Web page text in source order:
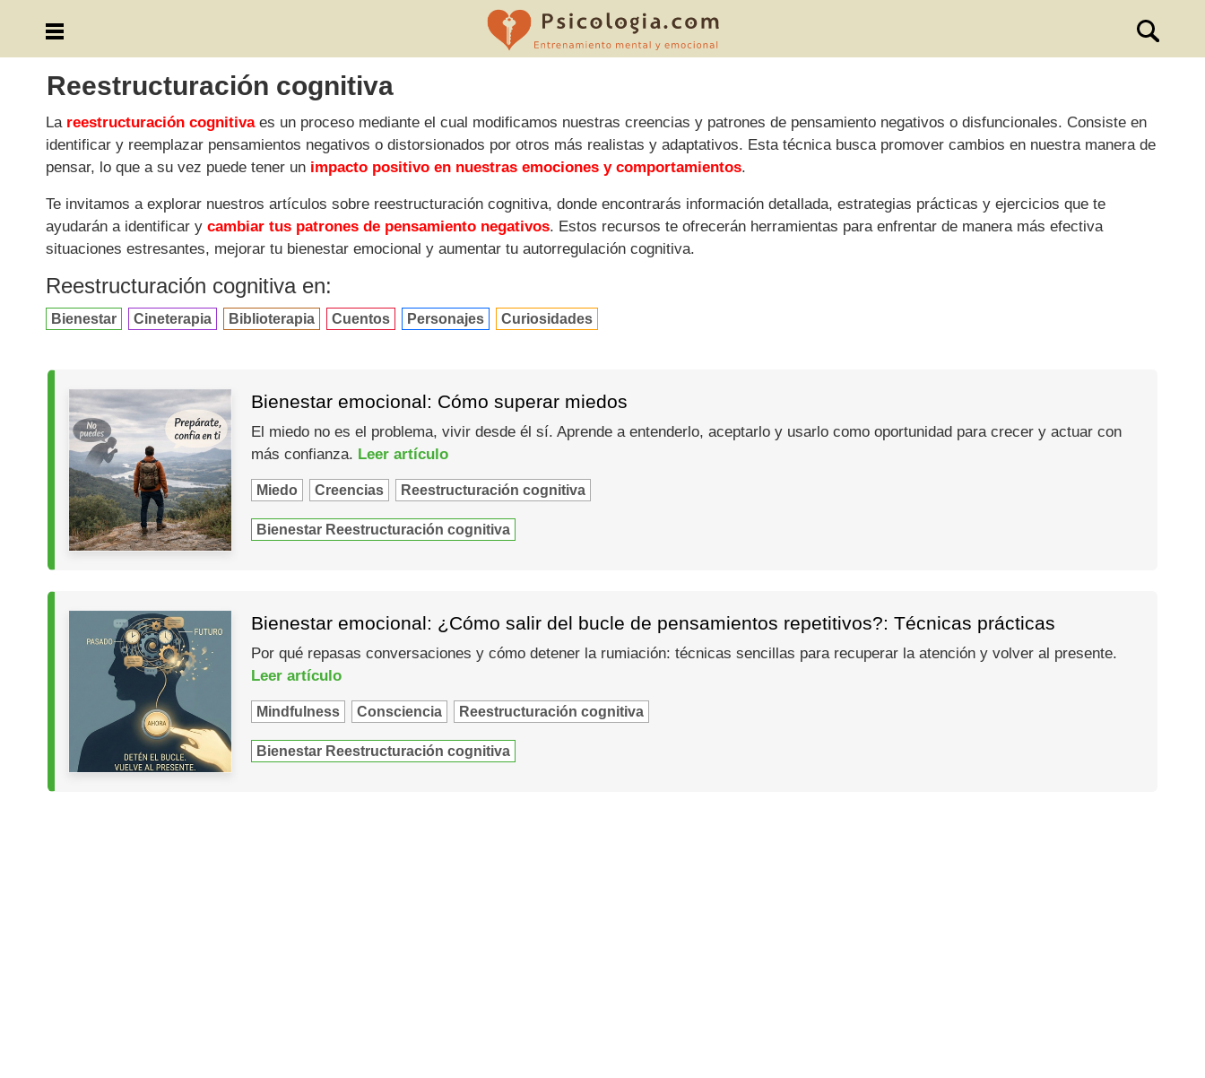
Reestructuración cognitiva
La reestructuración cognitivaes un proceso mediante el cual modificamos nuestras creencias y patrones de pensamiento negativos o disfuncionales. Consiste en
identificar y reemplazar pensamientos negativos o distorsionados por otros más realistas y adaptativos. Esta técnica busca promover cambios en nuestra manera de
pensar, lo que a su vez puede tener un impacto positivo en nuestras emociones y comportamientos.
Te invitamos a explorar nuestros artículos sobre reestructuración cognitiva, donde encontrarás información detallada, estrategias prácticas y ejercicios que te
ayudarán a identificar ycambiar tus patrones de pensamiento negativos. Estos recursos te ofrecerán herramientas para enfrentar de manera más efectiva
situaciones estresantes, mejorar tu bienestar emocional y aumentar tu autorregulación cognitiva.
Reestructuración cognitiva en:
Bienestar Cineterapia Biblioterapia Cuentos Personajes Curiosidades
Bienestar emocional: Cómo superar miedos
El miedo no es el problema, vivir desde él sí. Aprende a entenderlo, aceptarlo y usarlo como oportunidad para crecer y actuar con
más confianza. Leer artículo
Miedo Creencias Reestructuración cognitiva
Bienestar Reestructuración cognitiva
Bienestar emocional: ¿Cómo salir del bucle de pensamientos repetitivos?: Técnicas prácticas
Por qué repasas conversaciones y cómo detener la rumiación: técnicas sencillas para recuperar la atención y volver al presente.
Leer artículo
Mindfulness Consciencia Reestructuración cognitiva
Bienestar Reestructuración cognitiva